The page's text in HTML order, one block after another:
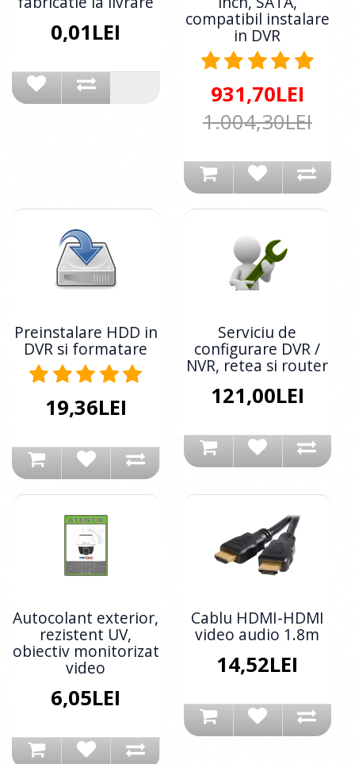
0,01LEI compatibil instalare
in DVR
931,70LEI
1.004,30LEI
Preinstalare HDD in
DVR si formatare
19,36LEI
Serviciu de
configurare DVR /
NVR, retea si router
121,00LEI
Autocolant exterior,
rezistent UV,
obiectiv monitorizat
video
6,05LEI
Cablu HDMI-HDMI
video audio 1.8m
14,52LEI